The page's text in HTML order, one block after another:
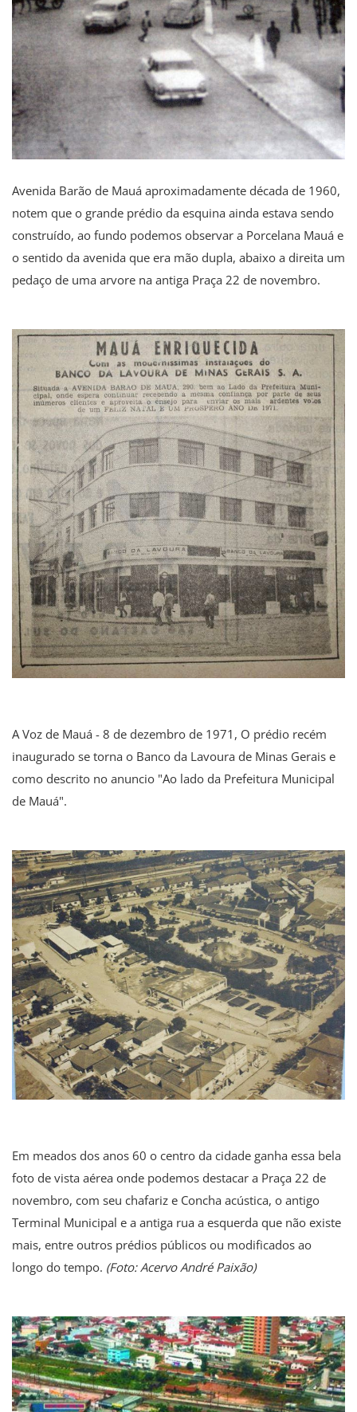
Avenida Barão de Mauá aproximadamente década de 1960,
notem que o grande prédio da esquina ainda estava sendo
construído, ao fundo podemos observar a Porcelana Mauá e
o sentido da avenida que era mão dupla, abaixo a direita um
pedaço de uma arvore na antiga Praça 22 de novembro.
A Voz de Mauá - 8 de dezembro de 1971, O prédio recém
inaugurado se torna o Banco da Lavoura de Minas Gerais e
como descrito no anuncio "Ao lado da Prefeitura Municipal
de Mauá".
Em meados dos anos 60 o centro da cidade ganha essa bela
foto de vista aérea onde podemos destacar a Praça 22 de
novembro, com seu chafariz e Concha acústica, o antigo
Terminal Municipal e a antiga rua a esquerda que não existe
mais, entre outros prédios públicos ou modificados ao
longo do tempo. (Foto: Acervo André Paixão)